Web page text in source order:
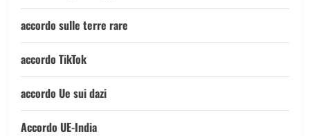
accordo sulle terre rare
accordo TikTok
accordo Ue sui dazi
Accordo UE-India